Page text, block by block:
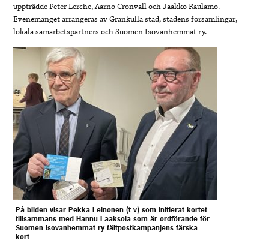
uppträdde Peter Lerche, Aarno Cronvall och Jaakko Raulamo.
Evenemanget arrangeras av Grankulla stad, stadens församlingar,
lokala samarbetspartners och Suomen Isovanhemmat ry.
På bilden visar Pekka Leinonen (t.v) som initierat kortet
tillsammans med Hannu Laaksola som är ordförande för
Suomen Isovanhemmat ry fältpostkampanjens färska
kort.